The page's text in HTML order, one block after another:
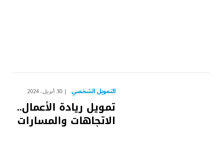
التمويل الشخصي 30 أبريل، 2024
تمويل ريادة الأعمال..
الاتجاهات والمسارات